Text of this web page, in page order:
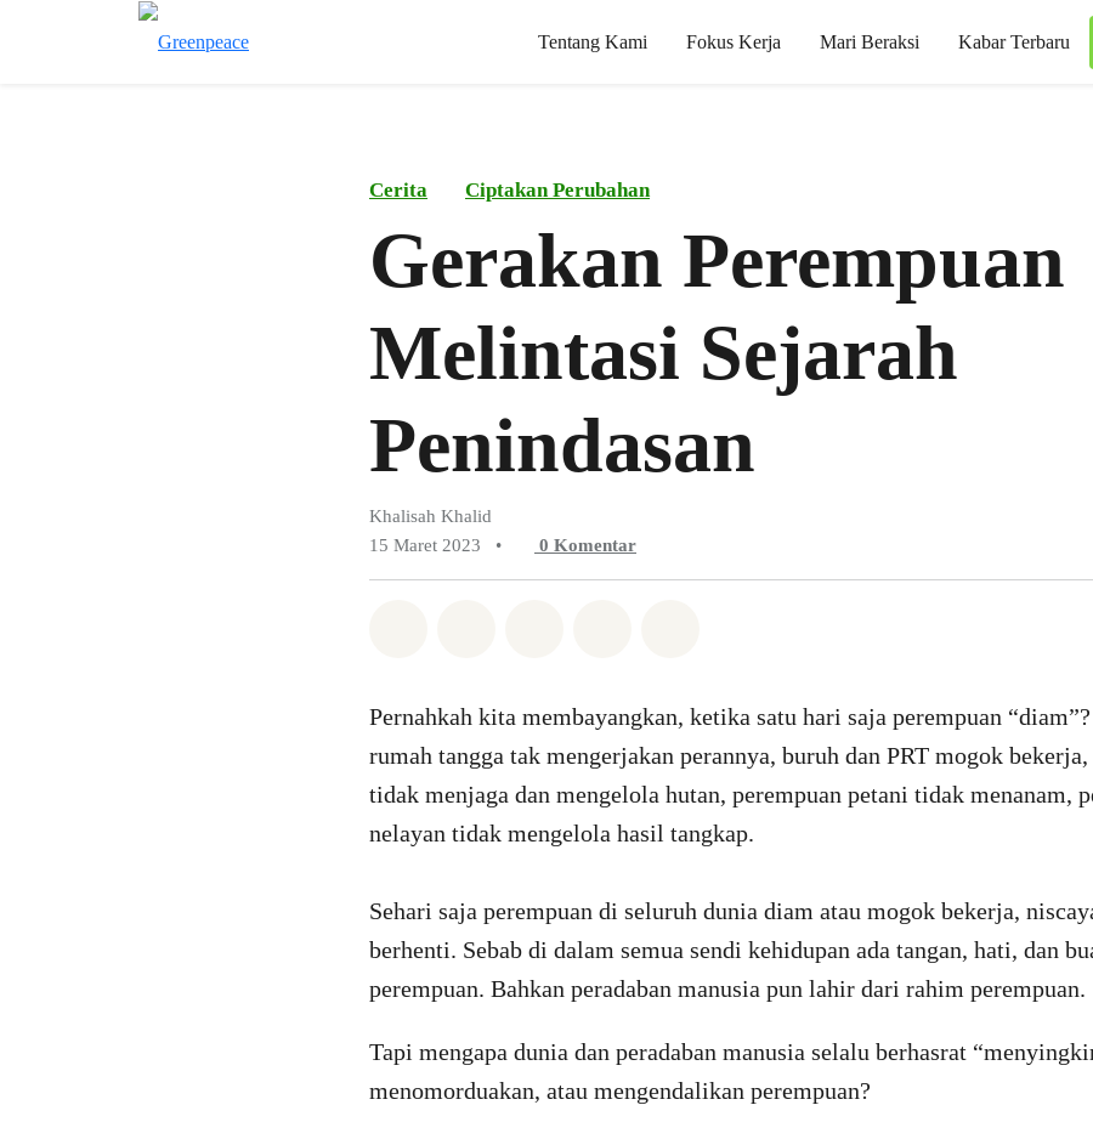
Tentang Kami Fokus Kerja Mari Beraksi Kabar Terbaru
Cerita Ciptakan Perubahan
Gerakan Perempuan
Melintasi Sejarah
Penindasan
Khalisah Khalid
15 Maret 2023
• 0 Komentar
Pernahkah kita membayangkan, ketika satu hari saja perempuan
rumah tangga tak mengerjakan perannya, buruh dan PRT mogok
tidak menjaga dan mengelola hutan, perempuan petani tidak menanam,
nelayan tidak mengelola hasil tangkap.
Sehari saja perempuan di seluruh dunia diam atau mogok bekerja,
berhenti. Sebab di dalam semua sendi kehidupan ada tangan, hati, dan
perempuan. Bahkan peradaban manusia pun lahir dari rahim perempuan.
Tapi mengapa dunia dan peradaban manusia selalu berhasrat
menomorduakan, atau mengendalikan perempuan?